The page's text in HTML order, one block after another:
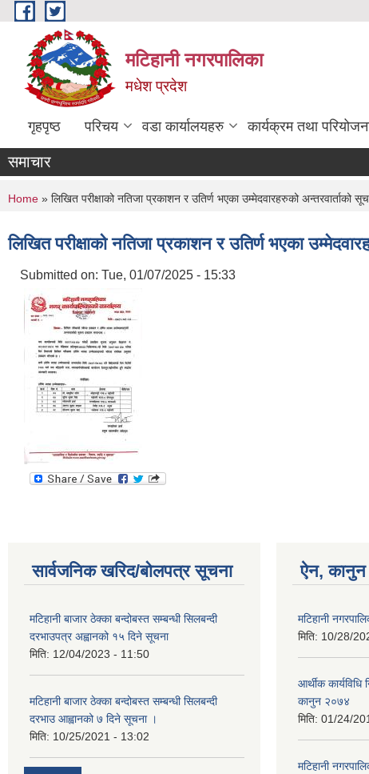
Skip to main content
मटिहानी नगरपालिका
मधेश प्रदेश
गृहपृष्ठ परिचय वडा कार्यालयहरु कार्यक्रम तथा
समाचार
You are here
Home » लिखित परीक्षाको नतिजा प्रकाशन र उतिर्ण भएका उम्मेदवारहरुको अन्तरवार्ताको
लिखित परीक्षाको नतिजा प्रकाशन र उतिर्ण भएका
Submitted on: Tue, 01/07/2025 - 15:33
सार्वजनिक खरिद/बोलपत्र सूचना
मटिहानी बाजार ठेक्का बन्दोबस्त सम्बन्धी सिलबन्दी
दरभाउपत्र अह्वानको १५ दिने सूचना
मिति: 12/04/2023 - 11:50
मटिहानी बाजार ठेक्का बन्दोबस्त सम्बन्धी सिलबन्दी
दरभाउ आह्वानको ७ दिने सूचना ।
मिति: 10/25/2021 - 13:02
ऐन, कानुन
मटिहानी
मिति: 10/28/
आर्थीक
कानुन २०७४
मिति: 01/24/
मटिहानी